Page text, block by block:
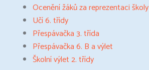
Ocenění žáků za reprezentaci školy
Učí 6. třídy
Přespávačka 3. třída
Přespávačka 6. B a výlet
Školní výlet 2. třídy